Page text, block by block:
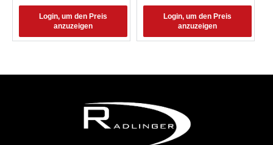
Login, um den Preis
anzuzeigen
Login, um den Preis
anzuzeigen